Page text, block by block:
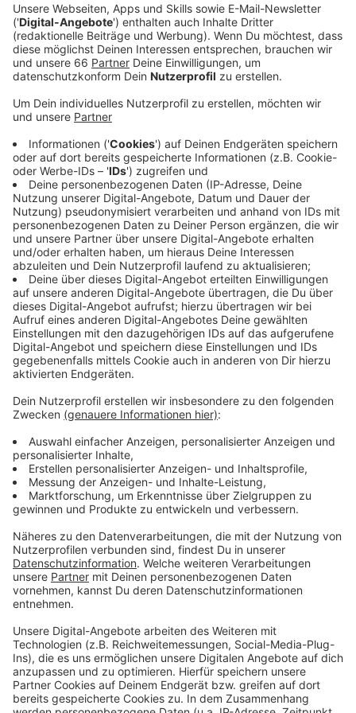
Ein Promi, keine Fragen und fünf
Gegenstände
Anzeige
Wenn ein Popstar, Comedian, Schauspieler oder
Politiker bei uns zu Besuch ist, stellt er sich auch dem
besonderen Video-Interview „Fünf für". Dabei wird
keine einzige Frage gestellt, sondern dem Gast
einfach fünf Dinge in die Hand gedrückt, zu denen er
das erzählt, was ihm als Erstes einfällt. Keine
Standardantworten, keine Promotionaussagen -
sondern ganz persönliche Geschichten - das ist „Fünf
für"!
Anzeige
Wir benötigen Ihre
Zustimmung, um den YouTube
Video-Service zu laden!
Wir verwenden einen Service eines
Drittanbieters, um Videoinhalte
einzubetten. Dieser Service kann
sammeln. Bitte lesen Sie die
Details durch und stimmen Sie der
Nutzung des Service zu, um dieses
Mehr Informationen
Akzeptieren
powered byUsercentrics Consent
Fünf für Madcon
Anzeige